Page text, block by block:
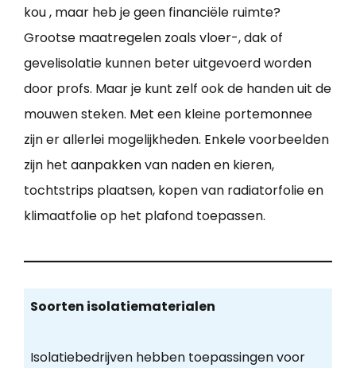
kou , maar heb je geen financiële ruimte?
Grootse maatregelen zoals vloer-, dak of
gevelisolatie kunnen beter uitgevoerd worden
door profs. Maar je kunt zelf ook de handen uit de
mouwen steken. Met een kleine portemonnee
zijn er allerlei mogelijkheden. Enkele voorbeelden
zijn het aanpakken van naden en kieren,
tochtstrips plaatsen, kopen van radiatorfolie en
klimaatfolie op het plafond toepassen.
Soorten isolatiematerialen
Isolatiebedrijven hebben toepassingen voor